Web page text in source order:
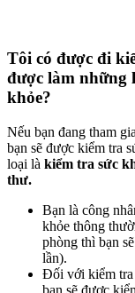
Tôi có được đi
được làm những
khỏe?
Nếu bạn đang tham
bạn sẽ được kiểm tra
loại là kiểm tra sức
thư.
Bạn là công
khỏe thông
phòng thì bạn
lần).
Đối với kiểm tra
bạn sẽ được